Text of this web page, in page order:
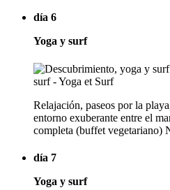
día 6
Yoga y surf
Relajación, paseos por la
entorno exuberante entre el
completa (buffet vegetariano)
día 7
Yoga y surf